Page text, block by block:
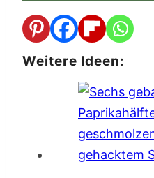
Weitere Ideen: